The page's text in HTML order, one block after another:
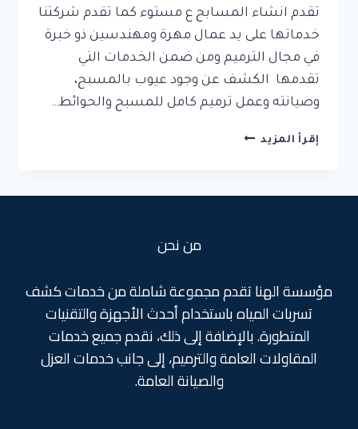
تقدم انشاء المسابح ع مستوء كما تقدم شركتنا
خدماتها على يد عمال مهرة ومهندسين ذو خبرة
في مجال الترميم ومن ضمن الخدمات التي
تقدمها الكشف عن وجود عيوب بالمسبح،
وصيانته وعمل ترميم كامل للمسبح والحوائط…
إقرأ المزيد افضل
من نحن
مؤسسة الهنا تقدم مجموعة شاملة من خدمات كشف
تسربات المياه باستخدام أحدث الأجهزة والتقنيات
المتطورة. بالإضافة إلى ذلك، نقدم جميع خدمات
المقاولات العامة والترميم، إلى جانب خدمات العزل
والصيانة العامة.